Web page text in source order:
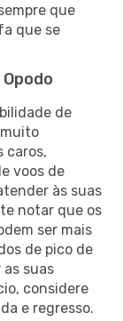
que
que se
de
caros,
voos de
às suas
notar que os
ser mais
de pico de
suas
considere
e regresso.